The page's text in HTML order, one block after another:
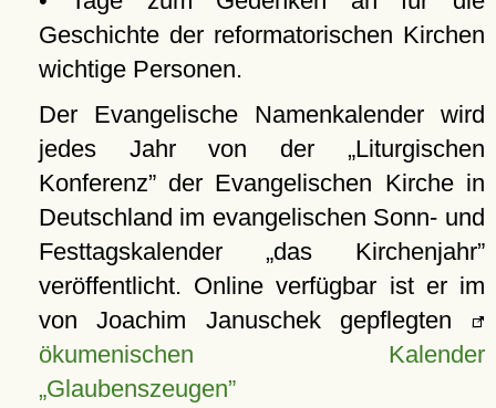
Geschichte der reformatorischen Kirchen
wichtige Personen.
Der Evangelische Namenkalender wird
jedes Jahr von der
Liturgischen
Konferenz der Evangelischen Kirche in
Deutschland im evangelischen Sonn- und
Festtagskalender
das Kirchenjahr
veröffentlicht. Online verfügbar ist er im
von Joachim Januschek gepflegten
ökumenischen Kalender
Glaubenszeugen